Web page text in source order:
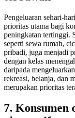
Pengeluaran sehari-
prioritas utama bagi
peningkatan tertinggi.
seperti sewa rumah,
pribadi, juga menjadi
dengan kelas
daripada
rekreasi, belanja, dan
merupakan prioritas
7. Konsumen